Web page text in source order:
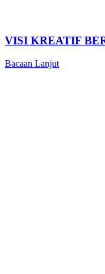
VISI KREATIF
Bacaan Lanjut